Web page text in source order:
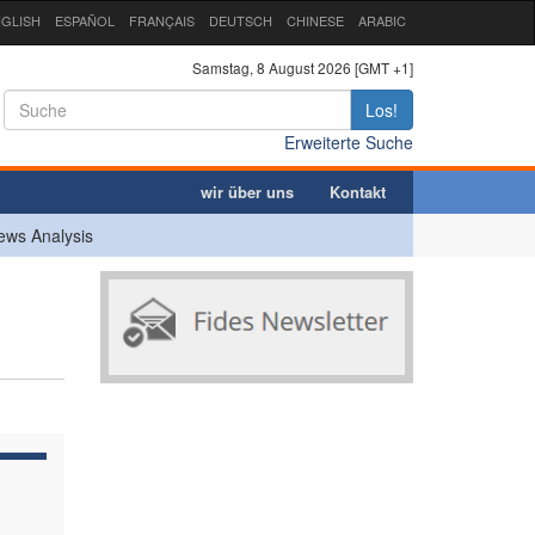
ESPAÑOL FRANÇAIS DEUTSCH CHINESE ARABIC
Samstag, 8 August 2026 [GMT +1]
Los!
Erweiterte Suche
wir über uns Kontakt
Analysis